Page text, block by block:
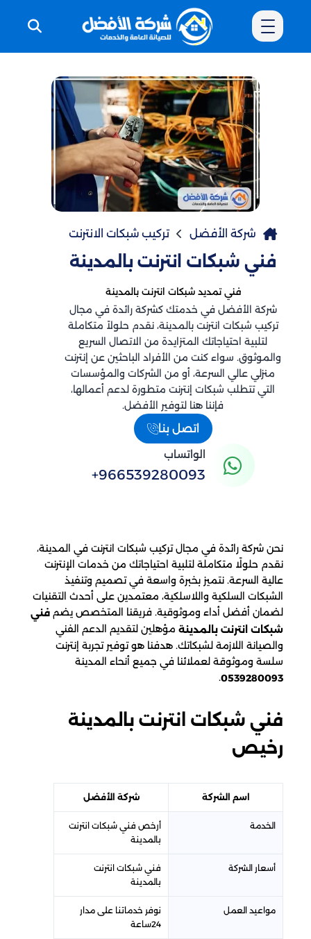
شركة الأفضل تركيب شبكات الانترنت
فني شبكات انترنت بالمدينة
فني تمديد شبكات انترنت بالمدينة
شركة الأفضل في خدمتك كشركة رائدة في مجال
تركيب شبكات انترنت بالمدينة، نقدم حلولاً متكاملة
لتلبية احتياجاتك المتزايدة من الاتصال السريع
والموثوق. سواء كنت من الأفراد الباحثين عن إنترنت
منزلي عالي السرعة، أو من الشركات والمؤسسات
التي تتطلب شبكات إنترنت متطورة لدعم أعمالها،
فإننا هنا لتوفير الأفضل.
اتصل بنا
الواتساب
+966539280093
نحن شركة رائدة في مجال تركيب شبكات انترنت في المدينة،
نقدم حلولًا متكاملة لتلبية احتياجاتك من خدمات الإنترنت
عالية السرعة. نتميز بخبرة واسعة في تصميم وتنفيذ
الشبكات السلكية واللاسلكية، معتمدين على أحدث التقنيات
لضمان أفضل أداء وموثوقية. فريقنا المتخصص يضم فني
شبكات انترنت بالمدينة مؤهلين لتقديم الدعم الفني
والصيانة اللازمة لشبكاتك. هدفنا هو توفير تجربة إنترنت
سلسة وموثوقة لعملائنا في جميع أنحاء المدينة
0539280093
.
فني شبكات انترنت بالمدينة
رخيص
اسم الشركة شركة الأفضل
الخدمة
أرخص فني شبكات انترنت
بالمدينة
أسعار الشركة
فني شبكات انترنت
بالمدينة
مواعيد العمل
نوفر خدماتنا على مدار
24ساعة